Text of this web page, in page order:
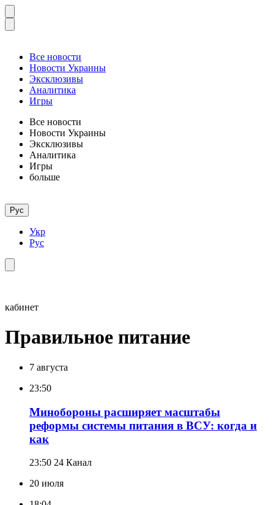
Все новости
Новости Украины
Эксклюзивы
Аналитика
Игры
Все новости
Новости Украины
Эксклюзивы
Аналитика
Игры
больше
Рус
Укр
Рус
кабинет
Правильное питание
7 августа
23:50
Минобороны расширяет масштабы
реформы системы питания в ВСУ: когда и
как
23:50 24 Канал
20 июля